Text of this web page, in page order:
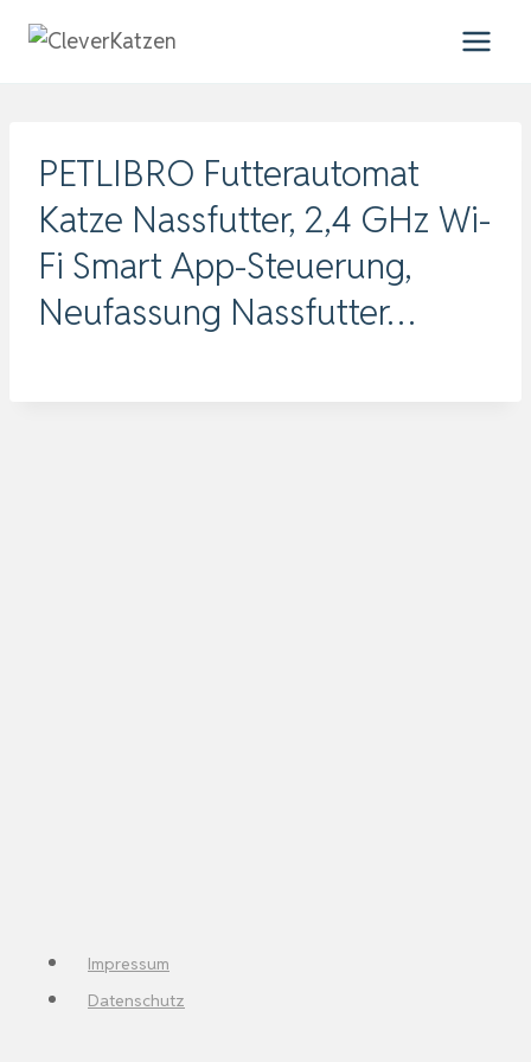
Inhalt
PETLIBRO Futterautomat
Katze Nassfutter, 2,4 GHz Wi-
Fi Smart App-Steuerung,
Neufassung Nassfutter…
Impressum
Datenschutz